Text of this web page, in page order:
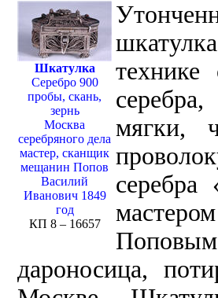
Шкатулка
Серебро 900
пробы, скань,
зернь
Москва
серебряного дела
мастер, сканщик
мещанин Попов
Василий
Иванович 1849
год
КП 8 – 16657
мягки,
Поповым
дароносица,